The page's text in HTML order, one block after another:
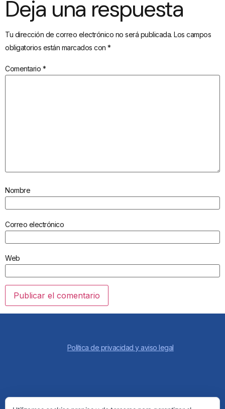
Deja una respuesta
Tu dirección de correo electrónico no será publicada. Los campos
obligatorios están marcados con *
Comentario *
Nombre
Correo electrónico
Web
Política de privacidad y aviso legal